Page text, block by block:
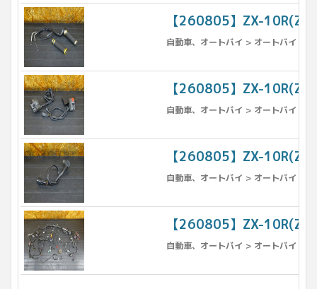
【260805】ZX-
自動車、オートバイ > オートバイ >
【260805】ZX-
自動車、オートバイ > オートバイ >
【260805】ZX-
自動車、オートバイ > オートバイ >
【260805】ZX-
自動車、オートバイ > オートバイ >